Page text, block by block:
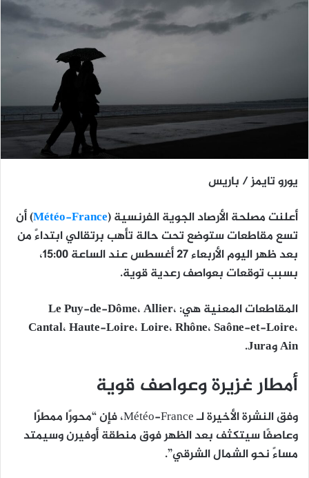
يورو تايمز / باريس
أعلنتمصلحة الأرصاد الجوية الفرنسية (Météo-France
)أن
تسع مقاطعات ستوضع تحتحالة تأهب برتقاليابتداءً من
بعد ظهر اليوم الأربعاء 27 أغسطس عند الساعة 15:00،
بسبب توقعات بعواصف رعدية قوية.
المقاطعات المعنية هي: Le Puy-de-Dôme، Allier،
Cantal، Haute-Loire، Loire، Rhône، Saône-et-Loire،
Ain وJura
.
أمطار غزيرة وعواصف قوية
وفق النشرة الأخيرة لـ Météo-France، فإن “محورًا ممطرًا
وعاصفًا سيتكثف بعد الظهر فوق منطقة أوفيرن وسيمتد
مساءً نحو الشمال الشرقي”.